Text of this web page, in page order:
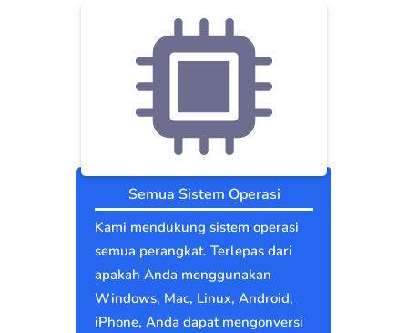
Semua Sistem Operasi
Kami mendukung sistem operasi
semua perangkat. Terlepas dari
apakah Anda menggunakan
Windows, Mac, Linux, Android,
iPhone, Anda dapat mengonversi